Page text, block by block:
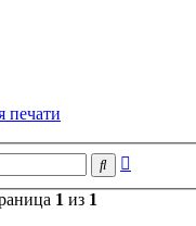
печати
Поиск
1 из 1